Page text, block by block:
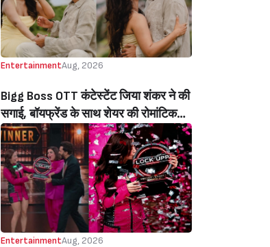
An NGO Will Builds Homes For 500
Flood Affected People In Assam)
EntertainmentAug, 2026
Bigg Boss OTT कंटेस्टेंट जिया शंकर ने की
सगाई, बॉयफ्रेंड के साथ शेयर की रोमांटिक
तस्वीरें, लिखा इमोशनल नोट (Jiya Shankar
Gets Engaged To Boyfriend Kaaran
Dhanak, Shares Dreamy Photos
From The Proposal, Writes
Emotional Note)
EntertainmentAug, 2026